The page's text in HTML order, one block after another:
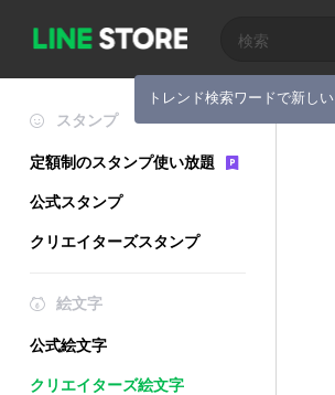
トレンド検索ワードで新し
スタンプ
定額制のスタンプ使い放題
公式スタンプ
クリエイターズスタンプ
絵文字
公式絵文字
クリエイターズ絵文字